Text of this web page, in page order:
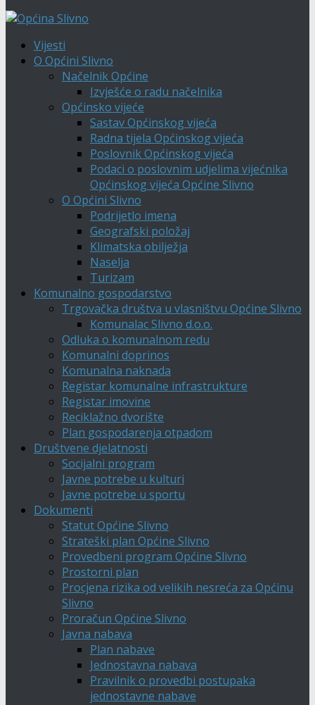
Vijesti
O Općini Slivno
Načelnik Općine
Izvješće o radu načelnika
Općinsko vijeće
Sastav Općinskog vijeća
Radna tijela Općinskog vijeća
Poslovnik Općinskog vijeća
Podaci o poslovnim udjelima vijećnika
Općinskog vijeća Općine Slivno
O Općini Slivno
Podrijetlo imena
Geografski položaj
Klimatska obilježja
Naselja
Turizam
Komunalno gospodarstvo
Trgovačka društva u vlasništvu Općine Slivno
Komunalac Slivno d.o.o.
Odluka o komunalnom redu
Komunalni doprinos
Komunalna naknada
Registar komunalne infrastrukture
Registar imovine
Reciklažno dvorište
Plan gospodarenja otpadom
Društvene djelatnosti
Socijalni program
Javne potrebe u kulturi
Javne potrebe u sportu
Dokumenti
Statut Općine Slivno
Strateški plan Općine Slivno
Provedbeni program Općine Slivno
Prostorni plan
Procjena rizika od velikih nesreća za Općinu
Slivno
Proračun Općine Slivno
Javna nabava
Plan nabave
Jednostavna nabava
Pravilnik o provedbi postupaka
jednostavne nabave